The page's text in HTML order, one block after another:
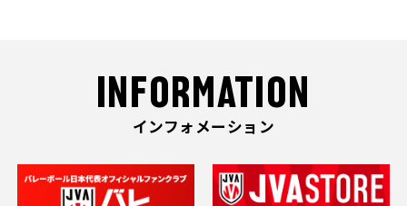
INFORMATION
インフォメーション